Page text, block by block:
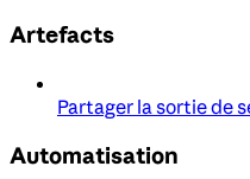
Artefacts
Partager la sortie de
Automatisation